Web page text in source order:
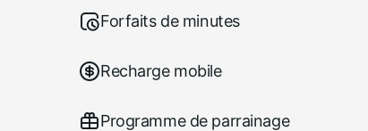
Forfaits de minutes
Recharge mobile
Programme de parrainage